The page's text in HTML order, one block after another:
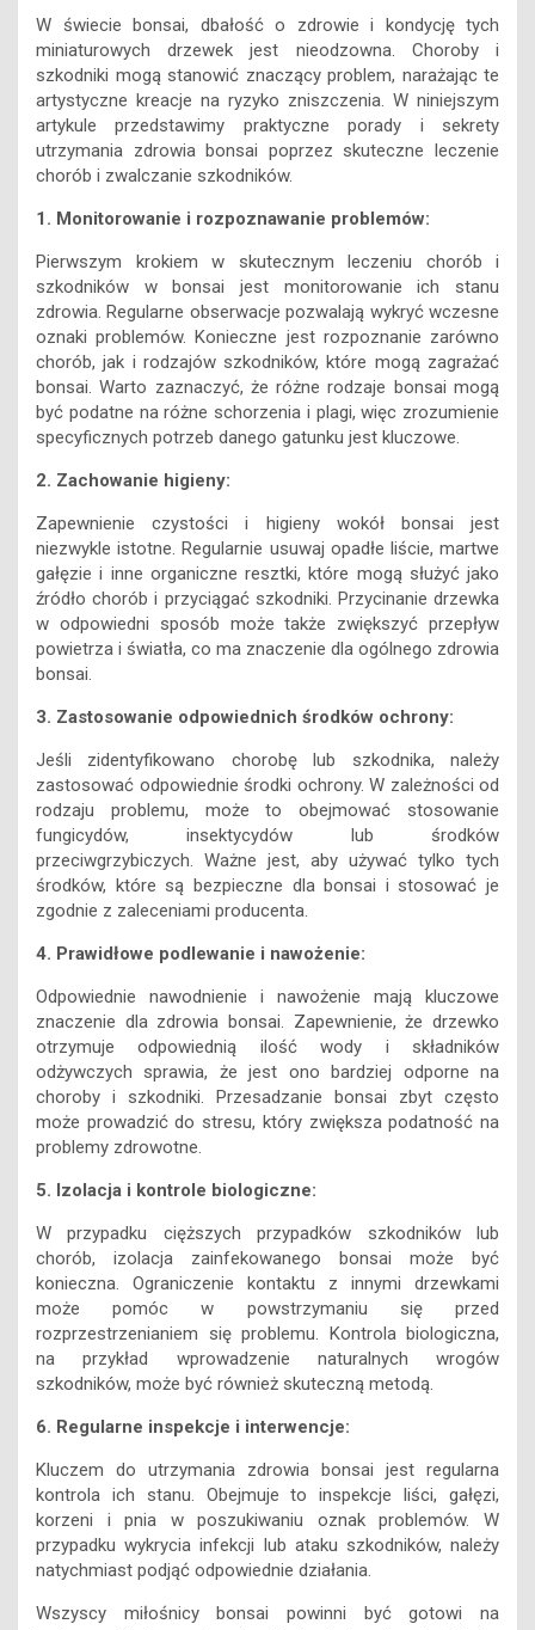
W świecie bonsai, dbałość o zdrowie i kondycję tych
miniaturowych drzewek jest nieodzowna. Choroby i
szkodniki mogą stanowić znaczący problem, narażając te
artystyczne kreacje na ryzyko zniszczenia. W niniejszym
artykule przedstawimy praktyczne porady i sekrety
utrzymania zdrowia bonsai poprzez skuteczne leczenie
chorób i zwalczanie szkodników.
1. Monitorowanie i rozpoznawanie problemów:
Pierwszym krokiem w skutecznym leczeniu chorób i
szkodników w bonsai jest monitorowanie ich stanu
zdrowia. Regularne obserwacje pozwalają wykryć wczesne
oznaki problemów. Konieczne jest rozpoznanie zarówno
chorób, jak i rodzajów szkodników, które mogą zagrażać
bonsai. Warto zaznaczyć, że różne rodzaje bonsai mogą
być podatne na różne schorzenia i plagi, więc zrozumienie
specyficznych potrzeb danego gatunku jest kluczowe.
2. Zachowanie higieny:
Zapewnienie czystości i higieny wokół bonsai jest
niezwykle istotne. Regularnie usuwaj opadłe liście, martwe
gałęzie i inne organiczne resztki, które mogą służyć jako
źródło chorób i przyciągać szkodniki. Przycinanie drzewka
w odpowiedni sposób może także zwiększyć przepływ
powietrza i światła, co ma znaczenie dla ogólnego zdrowia
bonsai.
3. Zastosowanie odpowiednich środków ochrony:
Jeśli zidentyfikowano chorobę lub szkodnika, należy
zastosować odpowiednie środki ochrony. W zależności od
rodzaju problemu, może to obejmować stosowanie
fungicydów, insektycydów lub środków
przeciwgrzybiczych. Ważne jest, aby używać tylko tych
środków, które są bezpieczne dla bonsai i stosować je
zgodnie z zaleceniami producenta.
4. Prawidłowe podlewanie i nawożenie:
Odpowiednie nawodnienie i nawożenie mają kluczowe
znaczenie dla zdrowia bonsai. Zapewnienie, że drzewko
otrzymuje odpowiednią ilość wody i składników
odżywczych sprawia, że jest ono bardziej odporne na
choroby i szkodniki. Przesadzanie bonsai zbyt często
może prowadzić do stresu, który zwiększa podatność na
problemy zdrowotne.
5. Izolacja i kontrole biologiczne:
W przypadku cięższych przypadków szkodników lub
chorób, izolacja zainfekowanego bonsai może być
konieczna. Ograniczenie kontaktu z innymi drzewkami
może pomóc w powstrzymaniu się przed
rozprzestrzenianiem się problemu. Kontrola biologiczna,
na przykład wprowadzenie naturalnych wrogów
szkodników, może być również skuteczną metodą.
6. Regularne inspekcje i interwencje:
Kluczem do utrzymania zdrowia bonsai jest regularna
kontrola ich stanu. Obejmuje to inspekcje liści, gałęzi,
korzeni i pnia w poszukiwaniu oznak problemów. W
przypadku wykrycia infekcji lub ataku szkodników, należy
natychmiast podjąć odpowiednie działania.
Wszyscy miłośnicy bonsai powinni być gotowi na